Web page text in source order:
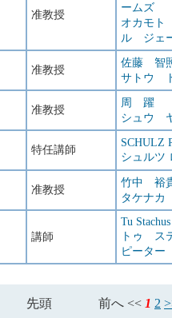
准教授
ームズ
オカモ
ル ジェ
准教授
佐藤 智
サトウ
准教授
周 躍
シュウ
特任講師
SCHULZ
シュルツ
准教授
竹中 裕
タケナ
講師
Tu
トゥ ス
ピーター
先頭 前へ << 1 2